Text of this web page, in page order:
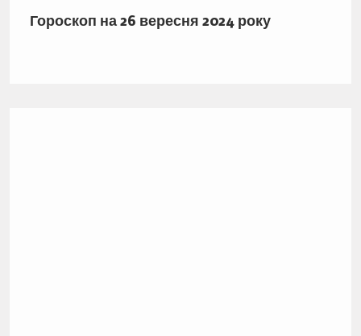
Гороскоп на 26 вересня 2024 року